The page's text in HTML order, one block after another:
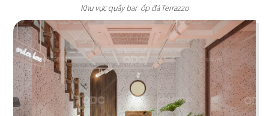
El Gaucho Lotte Mall hứa hẹn là điểm đến lý
tưởng cho trải nghiệm ẩm thực Âu đỉnh cao
mang phong cách công nghiệp độc đáo
Chi tiết
Khu vực quầy bar ốp đá Terrazzo